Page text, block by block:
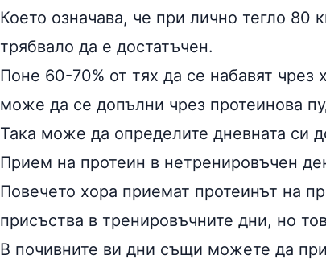
Което означава, че при лично тегло 80
трябвало да е достатъчен.
Поне 60-70% от тях да се набавят чрез
може да се допълни чрез протеинова
Така може да определите дневната си
Прием на протеин в нетренировъчен
Повечето хора приемат протеинът на
присъства в тренировъчните дни, но
В почивните ви дни същи можете да